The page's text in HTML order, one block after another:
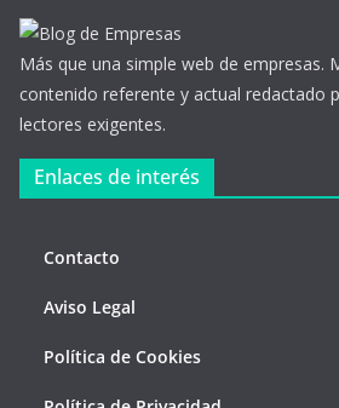
Más que una simple web de empresas.
contenido referente y actual redactado
lectores exigentes.
Enlaces de interés
Contacto
Aviso Legal
Política de Cookies